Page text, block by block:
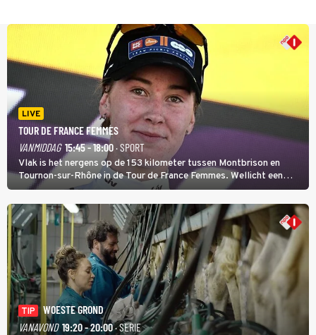
LIVE
TOUR DE FRANCE FEMMES
VANMIDDAG 15:45 - 18:00· SPORT
Vlak is het nergens op de 153 kilometer tussen Montbrison en
Tournon-sur-Rhône in de Tour de France Femmes. Wellicht een
kans voor Nienke Vinke, die vorig jaar de witte trui won.
TIP
WOESTE GROND
VANAVOND 19:20 - 20:00· SERIE